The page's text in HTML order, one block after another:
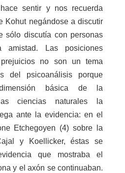
sentir y nos recuerda
Kohut negándose a discutir
sólo discutía con personas
Las posiciones
no son un tema
del psicoanálisis porque
básica de la
ciencias naturales la
ante la evidencia: en el
Etchegoyen (4) sobre la
y Koellicker, éstas se
que mostraba el
y el axón se continuaban.